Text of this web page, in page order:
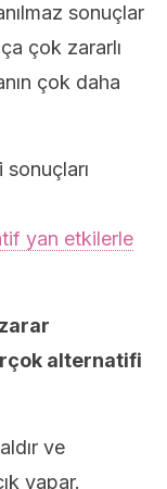
sonuçlar
çok zararlı
çok daha
yan etkilerle
alternatifi
ve
yapar.